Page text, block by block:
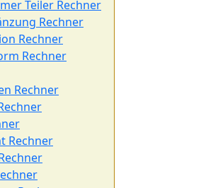
Teiler Rechner
Rechner
Rechner
Rechner
Rechner
Rechner